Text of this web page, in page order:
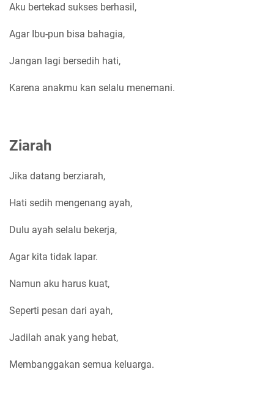
Aku bertekad sukses berhasil,
Agar Ibu-pun bisa bahagia,
Jangan lagi bersedih hati,
Karena anakmu kan selalu menemani.
Ziarah
Jika datang berziarah,
Hati sedih mengenang ayah,
Dulu ayah selalu bekerja,
Agar kita tidak lapar.
Namun aku harus kuat,
Seperti pesan dari ayah,
Jadilah anak yang hebat,
Membanggakan semua keluarga.